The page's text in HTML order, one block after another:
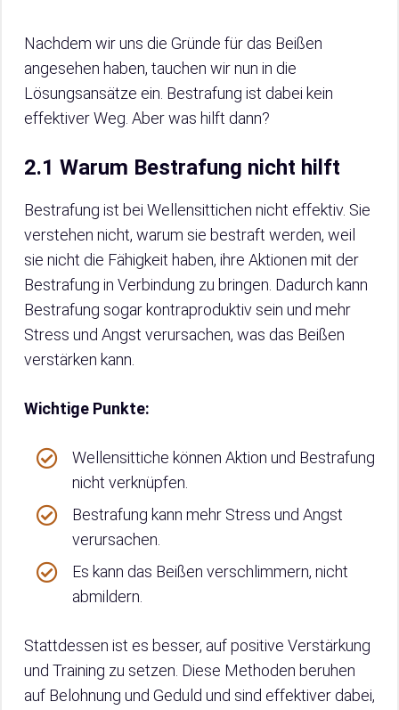
Nachdem wir uns die Gründe für das Beißen
angesehen haben, tauchen wir nun in die
Lösungsansätze ein. Bestrafung ist dabei kein
effektiver Weg. Aber was hilft dann?
2.1 Warum Bestrafung nicht hilft
Bestrafung ist bei Wellensittichen nicht effektiv. Sie
verstehen nicht, warum sie bestraft werden, weil
sie nicht die Fähigkeit haben, ihre Aktionen mit der
Bestrafung in Verbindung zu bringen. Dadurch kann
Bestrafung sogar kontraproduktiv sein und mehr
Stress und Angst verursachen, was das Beißen
verstärken kann.
Wichtige Punkte:
Wellensittiche können Aktion und Bestrafung
nicht verknüpfen.
Bestrafung kann mehr Stress und Angst
verursachen.
Es kann das Beißen verschlimmern, nicht
abmildern.
Stattdessen ist es besser, auf positive Verstärkung
und Training zu setzen. Diese Methoden beruhen
auf Belohnung und Geduld und sind effektiver dabei,